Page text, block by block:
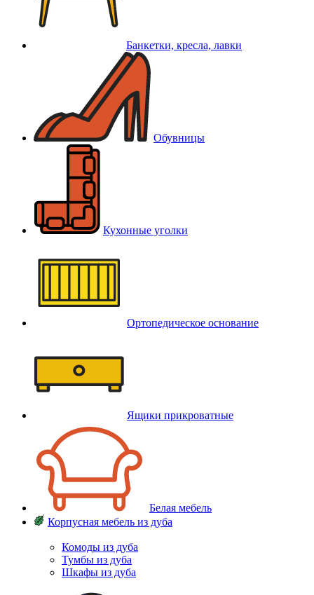
Банкетки, кресла, лавки
Обувницы
Кухонные уголки
Ортопедическое основание
Ящики прикроватные
Белая мебель
Корпусная мебель из дуба
Комоды из дуба
Тумбы из дуба
Шкафы из дуба